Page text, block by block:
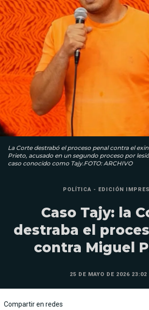
La Corte destrabó el proceso penal contra el
Prieto, acusado en un segundo proceso por
caso conocido como Tajy.FOTO: ARCHIVO
POLÍTICA - EDICIÓN
Caso Tajy: la
destraba el
contra Miguel
25 DE MAYO DE 2026 23:02
Compartir en redes